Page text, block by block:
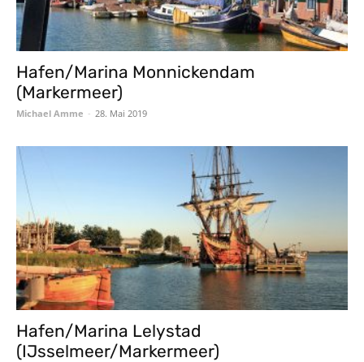
Hafen/Marina Monnickendam
(Markermeer)
Michael Amme - 28. Mai 2019
Hafen/Marina Lelystad
(IJsselmeer/Markermeer)